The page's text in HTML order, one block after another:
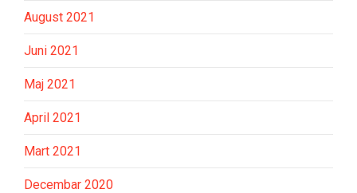
August 2021
Juni 2021
Maj 2021
April 2021
Mart 2021
Decembar 2020